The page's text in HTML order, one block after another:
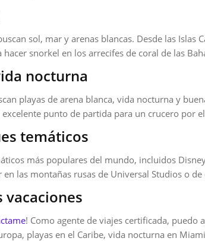
sol, mar y arenas blancas. Desde las
snorkel en los arrecifes de coral de las
nocturna
playas de arena blanca, vida nocturna y
punto de partida para un crucero por
temáticos
más populares del mundo, incluidos
las montañas rusas de Universal Studios o
vacaciones
! Como agente de viajes certificada,
playas en el Caribe, vida nocturna en